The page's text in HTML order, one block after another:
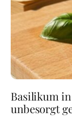
Basilikum
unbesorgt